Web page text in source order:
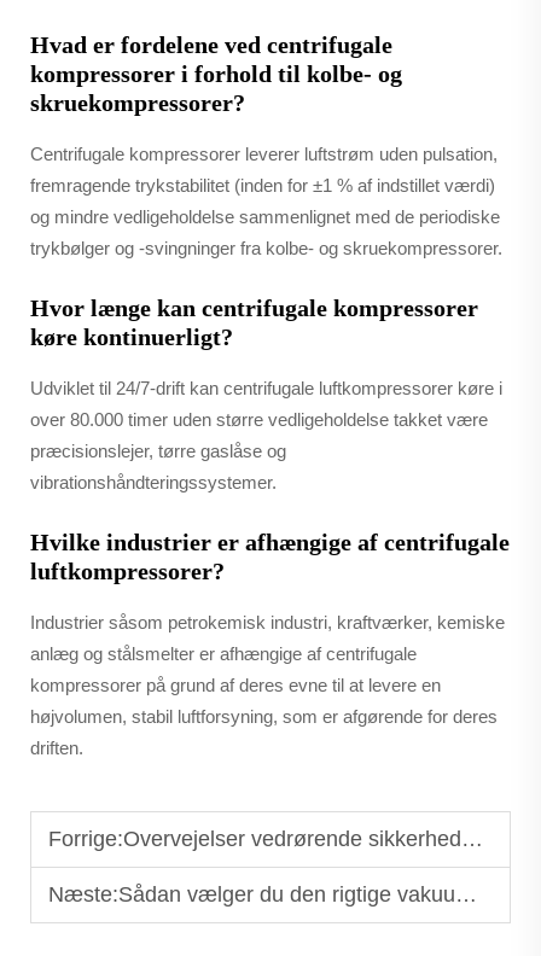
Hvad er fordelene ved centrifugale
kompressorer i forhold til kolbe- og
skruekompressorer?
Centrifugale kompressorer leverer luftstrøm uden pulsation,
fremragende trykstabilitet (inden for ±1 % af indstillet værdi)
og mindre vedligeholdelse sammenlignet med de periodiske
trykbølger og -svingninger fra kolbe- og skruekompressorer.
Hvor længe kan centrifugale kompressorer
køre kontinuerligt?
Udviklet til 24/7-drift kan centrifugale luftkompressorer køre i
over 80.000 timer uden større vedligeholdelse takket være
præcisionslejer, tørre gaslåse og
vibrationshåndteringssystemer.
Hvilke industrier er afhængige af centrifugale
luftkompressorer?
Industrier såsom petrokemisk industri, kraftværker, kemiske
anlæg og stålsmelter er afhængige af centrifugale
kompressorer på grund af deres evne til at levere en
højvolumen, stabil luftforsyning, som er afgørende for deres
driften.
Forrige:Overvejelser vedrørende sikkerhedsdesign for specialiserede gaskompressorer
Næste:Sådan vælger du den rigtige vakuum-pumpe til industrielt brug